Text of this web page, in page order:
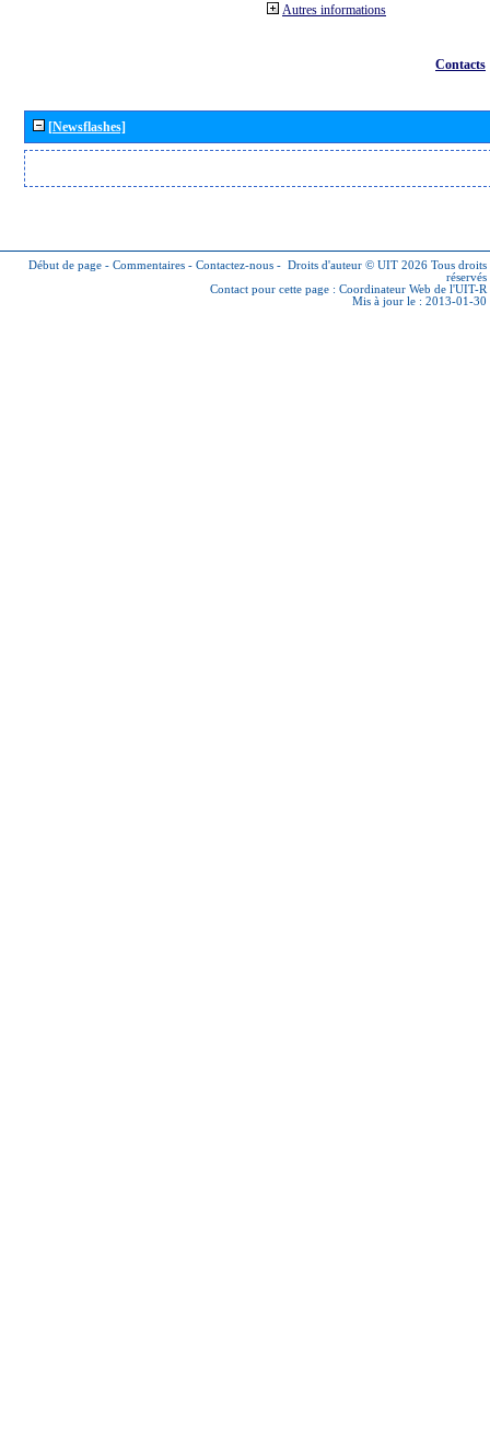
Autres informations
Contacts
[Newsflashes]
Début de page - Commentaires - Contactez-nous - Droits d'auteur © UIT 2026 Tous droits
réservés
Contact pour cette page : Coordinateur Web de l'UIT-R
Mis à jour le : 2013-01-30